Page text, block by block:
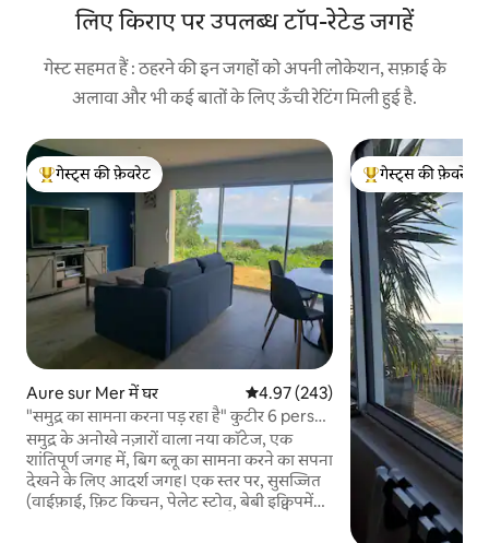
लिए किराए पर उपलब्ध टॉप-रेटेड जगहें
गेस्ट सहमत हैं : ठहरने की इन जगहों को अपनी लोकेशन, सफ़ाई के
अलावा और भी कई बातों के लिए ऊँची रेटिंग मिली हुई है.
गेस्ट्स का टॉप फ़ेवरेट
गेस्ट्स की फ़ेवरेट
Aure sur Mer में घर औसत रेटिंग 5 में से 4.97, 243 समीक्षाएँ
4.97 (243)
"समुद्र का सामना करना पड़ रहा है" कुटीर 6 pers
अधिकतम।
समुद्र के अनोखे नज़ारों वाला नया कॉटेज, एक
शांतिपूर्ण जगह में, बिग ब्लू का सामना करने का सपना
देखने के लिए आदर्श जगह। एक स्तर पर, सुसज्जित
(वाईफ़ाई, फ़िट किचन, पेलेट स्टोव, बेबी इक्विपमेंट,
गेस्ट्स का टॉप फ़ेवरेट
गेस्ट्स की फ़ेवरेट